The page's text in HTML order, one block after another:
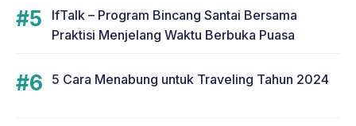
IfTalk – Program Bincang Santai Bersama
Praktisi Menjelang Waktu Berbuka Puasa
5 Cara Menabung untuk Traveling Tahun 2024